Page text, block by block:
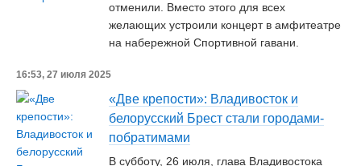
отменили. Вместо этого для всех
желающих устроили концерт в амфитеатре
на набережной Спортивной гавани.
16:53, 27 июля 2025
«Две крепости»: Владивосток и
белорусский Брест стали городами-
побратимами
В субботу, 26 июля, глава Владивостока